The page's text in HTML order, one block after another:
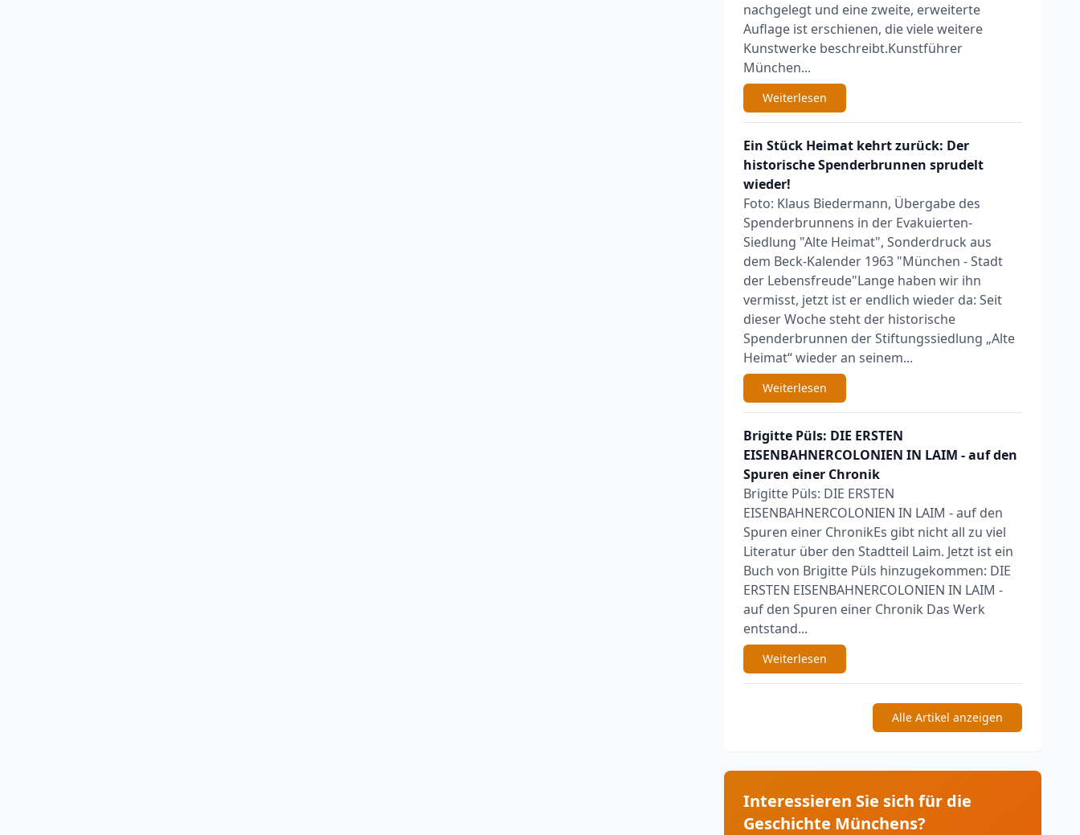
nachgelegt und eine zweite, erweiterte
Auflage ist erschienen, die viele weitere
Kunstwerke beschreibt.Kunstführer
München...
Weiterlesen
Ein Stück Heimat kehrt zurück: Der
historische Spenderbrunnen sprudelt
wieder!
Foto: Klaus Biedermann, Übergabe des
Spenderbrunnens in der Evakuierten-
Siedlung "Alte Heimat", Sonderdruck aus
dem Beck-Kalender 1963 "München - Stadt
der Lebensfreude"Lange haben wir ihn
vermisst, jetzt ist er endlich wieder da: Seit
dieser Woche steht der historische
Spenderbrunnen der Stiftungssiedlung „Alte
Heimat“ wieder an seinem...
Weiterlesen
Brigitte Püls: DIE ERSTEN
EISENBAHNERCOLONIEN IN LAIM - auf den
Spuren einer Chronik
Brigitte Püls: DIE ERSTEN
EISENBAHNERCOLONIEN IN LAIM - auf den
Spuren einer ChronikEs gibt nicht all zu viel
Literatur über den Stadtteil Laim. Jetzt ist ein
Buch von Brigitte Püls hinzugekommen: DIE
ERSTEN EISENBAHNERCOLONIEN IN LAIM -
auf den Spuren einer Chronik Das Werk
entstand...
Weiterlesen
Alle Artikel anzeigen
Interessieren Sie sich für die
Geschichte Münchens?